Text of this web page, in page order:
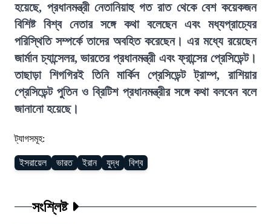
হয়েছে, প্রধানমন্ত্রী নেতানিয়াহু গত রাত থেকে বেশ কয়েকজন
বিশিষ্ট বিশ্ব নেতার সঙ্গে কথা বলেছেন এবং মধ্যপ্রাচ্যের
পরিস্থিতি সম্পর্কে তাদের অবহিত করেছেন। এর মধ্যে রয়েছেন
জার্মান চ্যান্সেলর, ভারতের প্রধানমন্ত্রী এবং ফ্রান্সের প্রেসিডেন্ট।
তাছাড়া শিগগিরই তিনি মার্কিন প্রেসিডেন্ট ট্রাম্প, রাশিয়ার
প্রেসিডেন্ট পুতিন ও ব্রিটিশ প্রধানমন্ত্রীর সঙ্গে কথা বলবেন বলে
জানানো হয়েছে।
ট্যাগসমূহ:
ইসরায়েল ভারত ইরান যুদ্ধ বিশ্ব
সংশ্লিষ্ট